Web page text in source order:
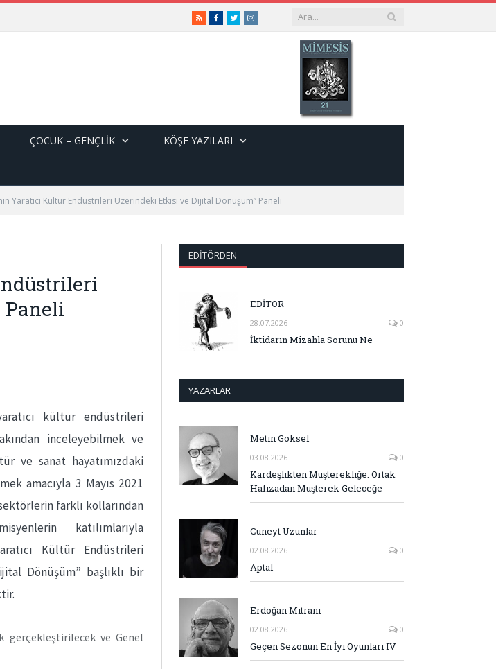
RSSFacebook
TwitterInstagram
ÇOCUK – GENÇLIK KÖŞE YAZILARI
Yaratıcı Kültür Endüstrileri Üzerindeki Etkisi ve Dijital Dönüşüm” Paneli
Paneli
kültür endüstrileri
inceleyebilmek ve
ve sanat hayatımızdaki
amacıyla 3 Mayıs 2021
farklı kollarından
katılımlarıyla
Kültür Endüstrileri
Dönüşüm” başlıklı bir
gerçekleştirilecek ve Genel
EDITÖRDEN
EDİTÖR
28.07.2026 0
İktidarın Mizahla Sorunu Ne
YAZARLAR
Metin Göksel
03.08.2026 0
Kardeşlikten Müşterekliğe: Ortak
Hafızadan Müşterek Geleceğe
Cüneyt Uzunlar
02.08.2026 0
Aptal
Erdoğan Mitrani
02.08.2026 0
Geçen Sezonun En İyi Oyunları IV